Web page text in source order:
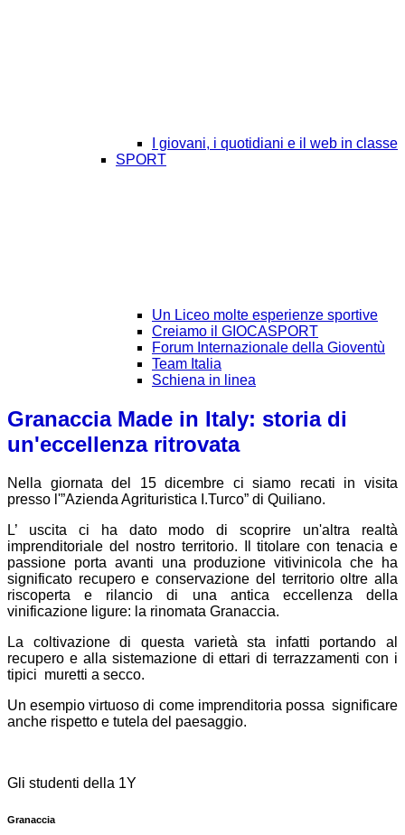
I giovani, i quotidiani e il web in classe
SPORT
Un Liceo molte esperienze sportive
Creiamo il GIOCASPORT
Forum Internazionale della Gioventù
Team Italia
Schiena in linea
Granaccia Made in Italy: storia di
un'eccellenza ritrovata
Nella giornata del 15 dicembre ci siamo recati in visita
presso l'”Azienda Agrituristica I.Turco” di Quiliano.
L’ uscita ci ha dato modo di scoprire un'altra realtà
imprenditoriale del nostro territorio. Il titolare con tenacia e
passione porta avanti una produzione vitivinicola che ha
significato recupero e conservazione del territorio oltre alla
riscoperta e rilancio di una antica eccellenza della
vinificazione ligure: la rinomata Granaccia.
La coltivazione di questa varietà sta infatti portando al
recupero e alla sistemazione di ettari di terrazzamenti con i
tipici muretti a secco.
Un esempio virtuoso di come imprenditoria possa significare
anche rispetto e tutela del paesaggio.
Gli studenti della 1Y
Granaccia